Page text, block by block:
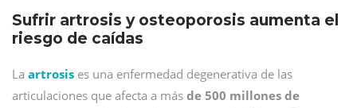
Sufrir artrosis y osteoporosis aumenta el
riesgo de caídas
La artrosis es una enfermedad degenerativa de las
articulaciones que afecta a más de 500 millones de